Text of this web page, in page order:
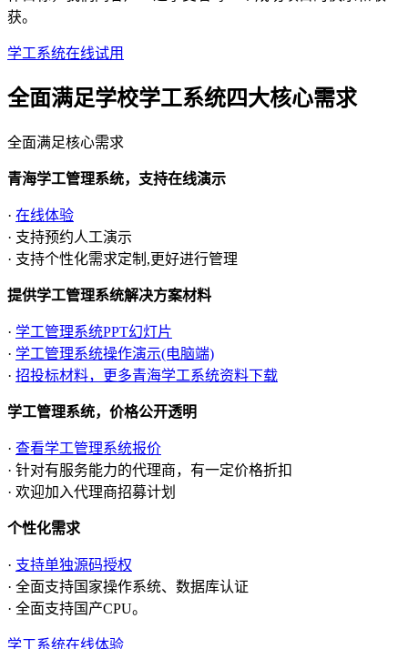
获。
学工系统在线试用
全面满足学校学工系统四大核心需求
全面满足核心需求
青海学工管理系统，支持在线演示
· 在线体验
· 支持预约人工演示
· 支持个性化需求定制,更好进行管理
提供学工管理系统解决方案材料
· 学工管理系统PPT幻灯片
· 学工管理系统操作演示(电脑端)
· 招投标材料，更多青海学工系统资料下载
学工管理系统，价格公开透明
· 查看学工管理系统报价
· 针对有服务能力的代理商，有一定价格折扣
· 欢迎加入代理商招募计划
个性化需求
· 支持单独源码授权
· 全面支持国家操作系统、数据库认证
· 全面支持国产CPU。
学工系统在线体验